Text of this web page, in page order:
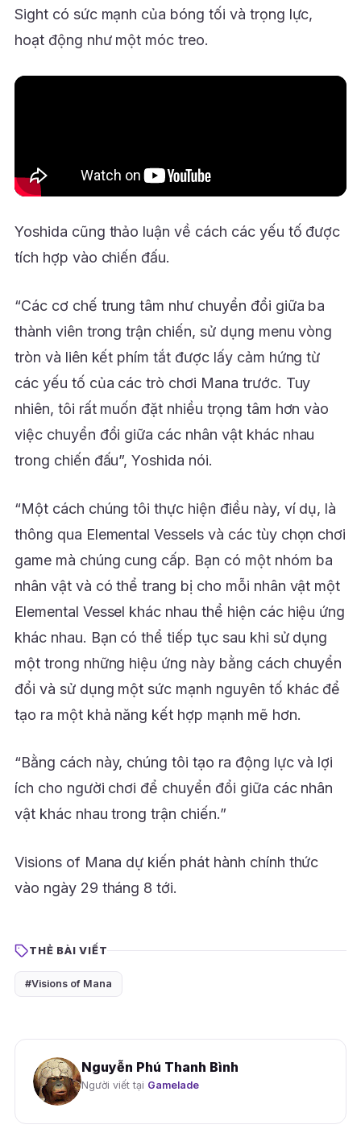
Sight có sức mạnh của bóng tối và trọng lực,
hoạt động như một móc treo.
Yoshida cũng thảo luận về cách các yếu tố được
tích hợp vào chiến đấu.
“Các cơ chế trung tâm như chuyển đổi giữa ba
thành viên trong trận chiến, sử dụng menu vòng
tròn và liên kết phím tắt được lấy cảm hứng từ
các yếu tố của các trò chơi Mana trước. Tuy
nhiên, tôi rất muốn đặt nhiều trọng tâm hơn vào
việc chuyển đổi giữa các nhân vật khác nhau
trong chiến đấu”, Yoshida nói.
“Một cách chúng tôi thực hiện điều này, ví dụ, là
thông qua Elemental Vessels và các tùy chọn chơi
game mà chúng cung cấp. Bạn có một nhóm ba
nhân vật và có thể trang bị cho mỗi nhân vật một
Elemental Vessel khác nhau thể hiện các hiệu ứng
khác nhau. Bạn có thể tiếp tục sau khi sử dụng
một trong những hiệu ứng này bằng cách chuyển
đổi và sử dụng một sức mạnh nguyên tố khác để
tạo ra một khả năng kết hợp mạnh mẽ hơn.
“Bằng cách này, chúng tôi tạo ra động lực và lợi
ích cho người chơi để chuyển đổi giữa các nhân
vật khác nhau trong trận chiến.”
Visions of Mana dự kiến phát hành chính thức
vào ngày 29 tháng 8 tới.
THẺ BÀI VIẾT
#Visions of Mana
Nguyễn Phú Thanh Bình
Người viết tại Gamelade